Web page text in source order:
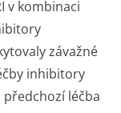
v kombinaci
závažné
inhibitory
léčba